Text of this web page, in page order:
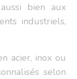
bien aux
industriels,
acier, inox ou
selon